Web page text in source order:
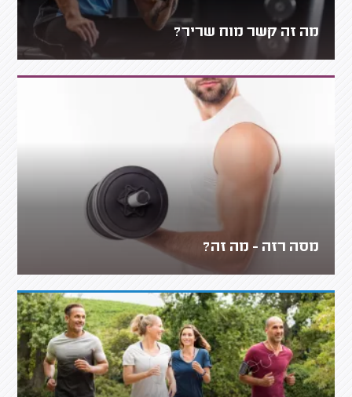
מה זה קשר מוח שריר?
מסה רזה - מה זה?